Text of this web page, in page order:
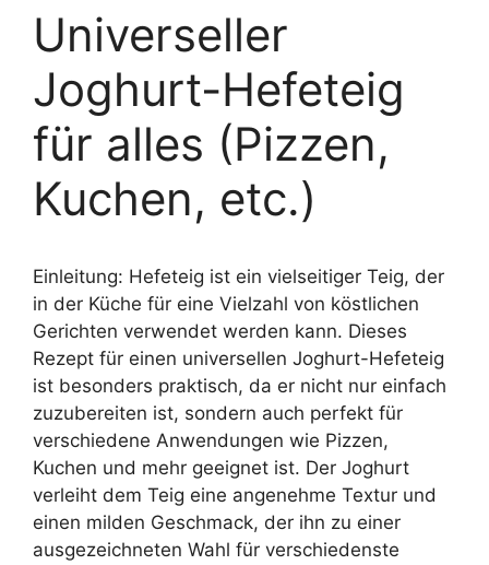
Universeller
Joghurt-Hefeteig
für alles (Pizzen,
Kuchen, etc.)
Einleitung: Hefeteig ist ein vielseitiger Teig, der
in der Küche für eine Vielzahl von köstlichen
Gerichten verwendet werden kann. Dieses
Rezept für einen universellen Joghurt-Hefeteig
ist besonders praktisch, da er nicht nur einfach
zuzubereiten ist, sondern auch perfekt für
verschiedene Anwendungen wie Pizzen,
Kuchen und mehr geeignet ist. Der Joghurt
verleiht dem Teig eine angenehme Textur und
einen milden Geschmack, der ihn zu einer
ausgezeichneten Wahl für verschiedenste